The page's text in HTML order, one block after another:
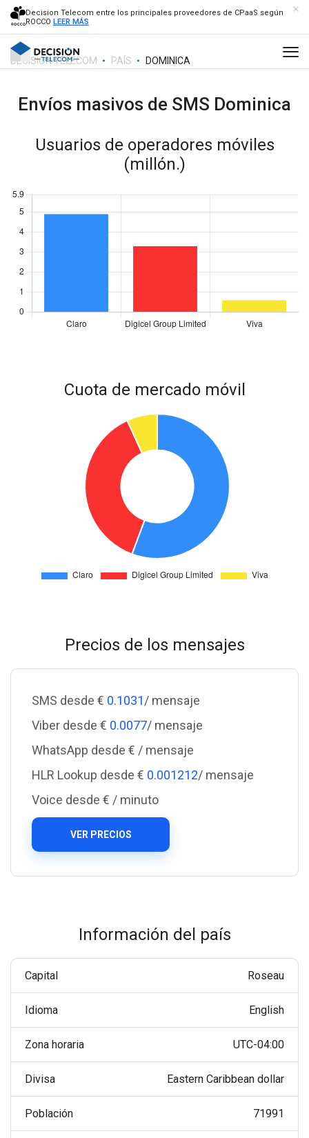
Decision Telecom entre los principales proveedores de CPaaS según
ROCCO LEER MÁS
DECISION TELECOM PAÍS DOMINICA
Envíos masivos de SMS Dominica
Usuarios de operadores móviles
(millón.)
Cuota de mercado móvil
Precios de los mensajes
SMS desde € 0.1031/ mensaje
Viber desde € 0.0077/ mensaje
WhatsApp desde € / mensaje
HLR Lookup desde € 0.001212/ mensaje
Voice desde € / minuto
VER PRECIOS
Información del país
Capital Roseau
Idioma English
Zona horaria UTC-04:00
Divisa Eastern Caribbean dollar
Población 71991